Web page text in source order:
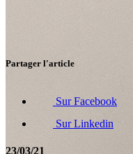
Partager l'article
Sur Facebook
Sur Linkedin
23/03/21